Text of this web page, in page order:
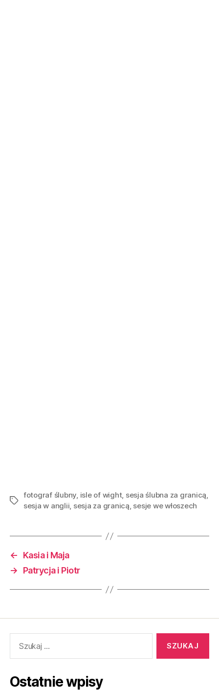
fotograf ślubny, isle of wight, sesja ślubna za granicą,
sesja w anglii, sesja za granicą, sesje we włoszech
←
Kasia i Maja
→
Patrycja i Piotr
Ostatnie wpisy